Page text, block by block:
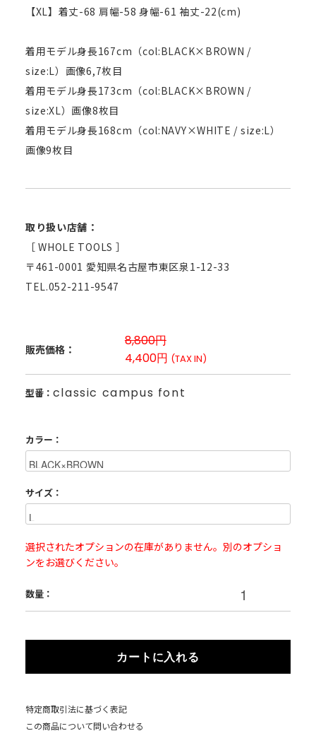
【XL】着丈-68 肩幅-58 身幅-61 袖丈-22(cm)
着用モデル身長167cm（col:BLACK×BROWN /
size:L）画像6,7枚目
着用モデル身長173cm（col:BLACK×BROWN /
size:XL）画像8枚目
着用モデル身長168cm（col:NAVY×WHITE / size:L）
画像9枚目
取り扱い店舗：
［ WHOLE TOOLS ］
〒461-0001 愛知県名古屋市東区泉1-12-33
TEL.052-211-9547
販売価格：
8,800円
4,400円 (TAX IN)
型番： classic campus font
カラー：
サイズ：
選択されたオプションの在庫がありません。別のオプショ
ンをお選びください。
数量：
カートに入れる
特定商取引法に基づく表記
この商品について問い合わせる